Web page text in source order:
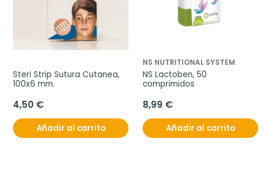
Steri Strip Sutura Cutanea,
100x6 mm.
4,50 €
Añadir al carrito
NS NUTRITIONAL SYSTEM
NS Lactoben, 50
comprimidos
8,99 €
Añadir al carrito